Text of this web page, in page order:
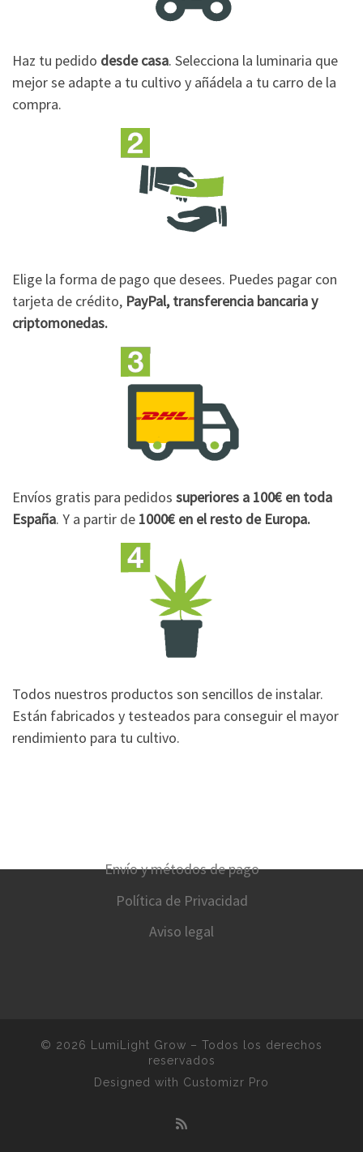
Haz tu pedido desde casa. Selecciona la luminaria que
mejor se adapte a tu cultivo y añádela a tu carro de la
compra.
Elige la forma de pago que desees. Puedes pagar con
tarjeta de crédito, PayPal, transferencia bancaria y
criptomonedas.
Envíos gratis para pedidos superiores a 100€ en toda
España. Y a partir de 1000€ en el resto de Europa.
Todos nuestros productos son sencillos de instalar.
Están fabricados y testeados para conseguir el mayor
rendimiento para tu cultivo.
Envío y métodos de pago
Política de Privacidad
Aviso legal
© 2026 LumiLight Grow – Todos los derechos
reservados
Designed with Customizr Pro